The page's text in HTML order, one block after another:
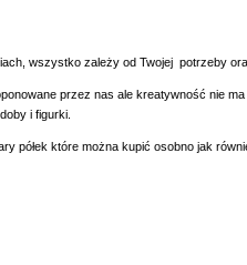
wszystko zależy od Twojej potrzeby
przez nas ale kreatywność nie ma
i figurki.
półek które można kupić osobno jak